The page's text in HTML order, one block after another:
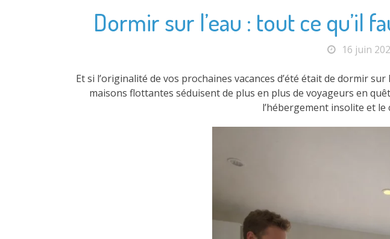
Dormir sur l’eau : tout ce qu’il
16 juin
Et si l’originalité de vos prochaines vacances d’été était de dormir
maisons flottantes séduisent de plus en plus de voyageurs en
l’hébergement insolite et